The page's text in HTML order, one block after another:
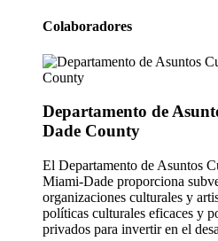
Colaboradores
Departamento de
Dade County
El Departamento de Asuntos
Miami-Dade proporciona
organizaciones culturales y
polí­ticas culturales eficaces y
privados para invertir en el